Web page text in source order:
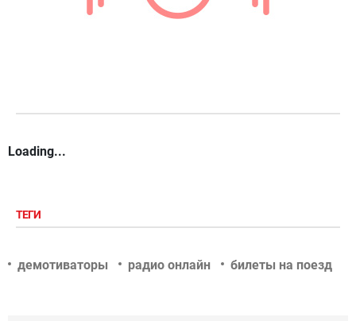
Loading...
ТЕГИ
демотиваторы радио онлайн билеты на поезд